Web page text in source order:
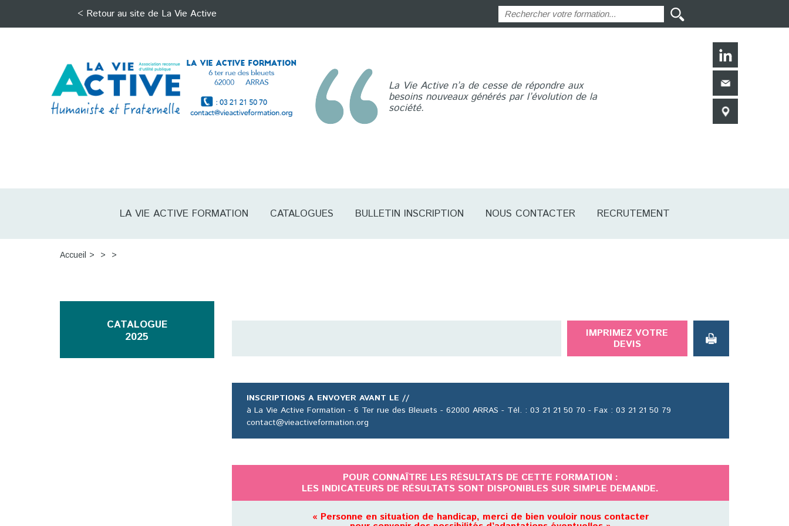
< Retour au site de La Vie Active
La Vie Active n’a de cesse de répondre aux
besoins nouveaux générés par l’évolution de la
société.
LA VIE ACTIVE FORMATION CATALOGUES BULLETIN INSCRIPTION NOUS CONTACTER RECRUTEMENT
Accueil
IMPRIMEZ VOTRE
DEVIS
INSCRIPTIONS A ENVOYER AVANT LE //
à La Vie Active Formation - 6 Ter rue des Bleuets - 62000 ARRAS - Tél. : 03 21 21 50 70 - Fax : 03 21 21 50 79
contact@vieactiveformation.org
POUR CONNAÎTRE LES RÉSULTATS DE CETTE FORMATION :
LES INDICATEURS DE RÉSULTATS SONT DISPONIBLES SUR SIMPLE DEMANDE.
« Personne en situation de handicap, merci de bien vouloir nous contacter
CATALOGUE
2025